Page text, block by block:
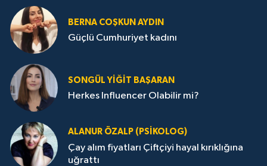
BERNA COŞKUN AYDIN
Güçlü Cumhuriyet kadını
SONGÜL YIĞIT BAŞARAN
Herkes Influencer Olabilir mi?
ALANUR ÖZALP (PSIKOLOG)
Çay alım fiyatları Çiftçiyi hayal kırıklığına
uğrattı